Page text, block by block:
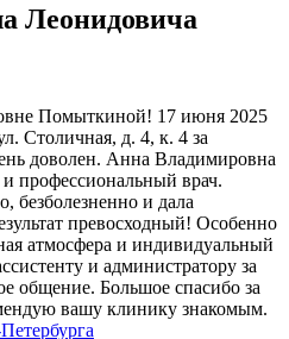
Леонидовича
Помыткиной! 17 июня 2025
Столичная, д. 4, к. 4 за
доволен. Анна Владимировна
профессиональный врач.
безболезненно и дала
превосходный! Особенно
атмосфера и индивидуальный
и администратору за
общение. Большое спасибо за
вашу клинику знакомым.